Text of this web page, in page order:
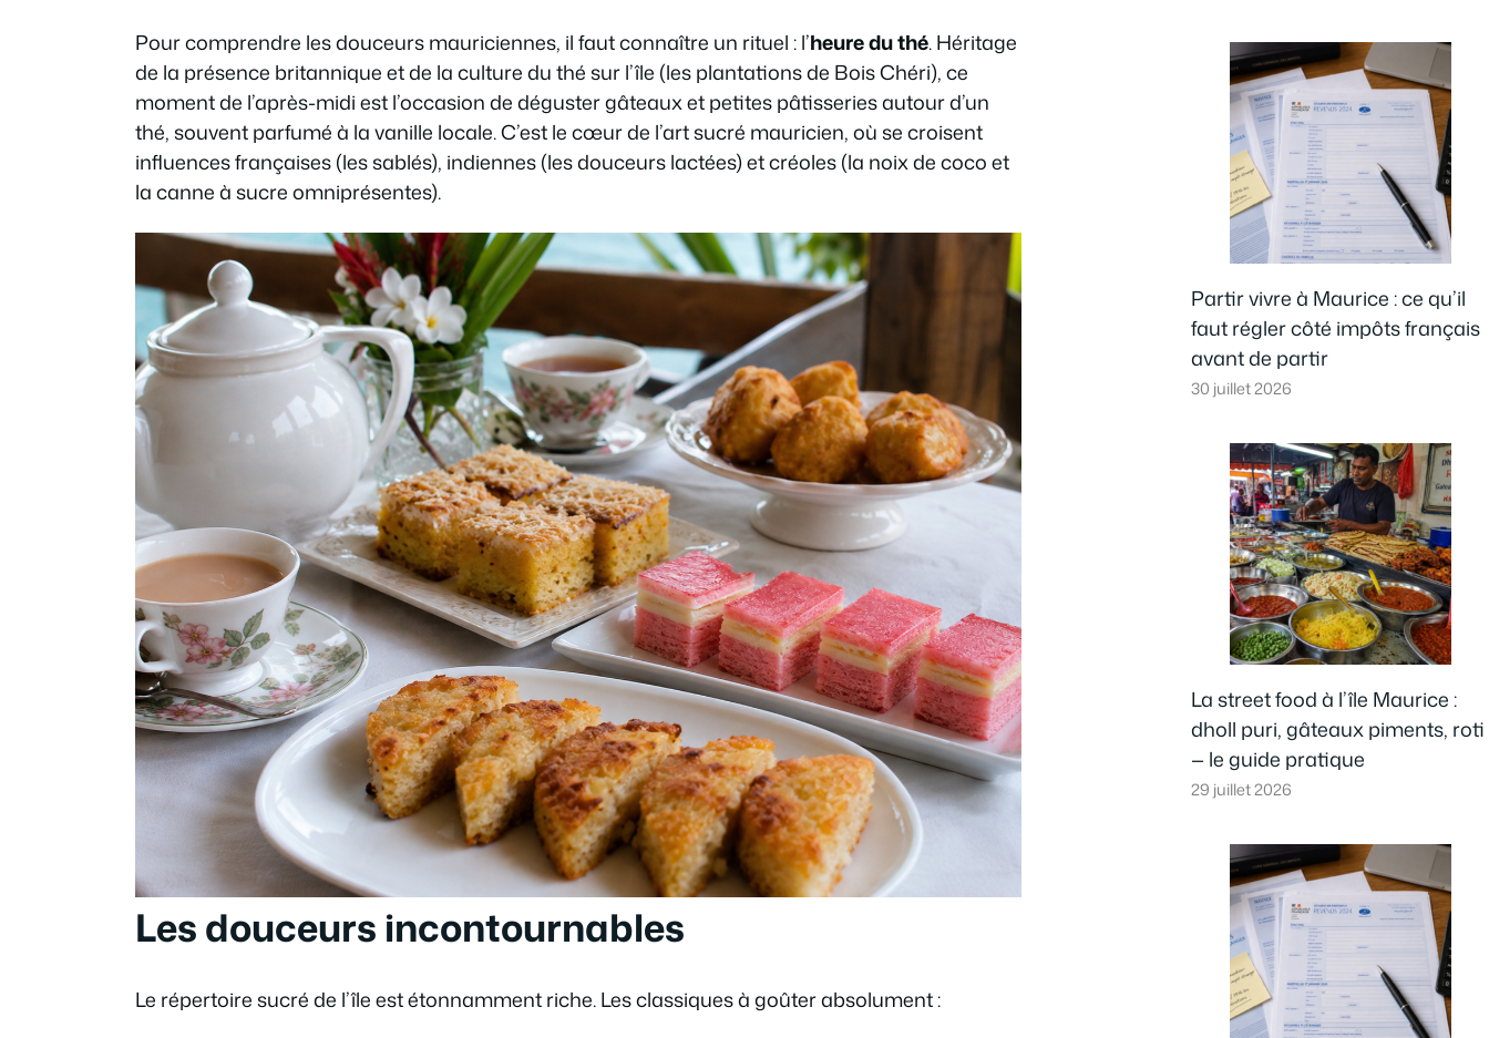
Pour comprendre les douceurs mauriciennes, il faut connaître un rituel : l’heure du thé. Héritage
de la présence britannique et de la culture du thé sur l’île (les plantations de Bois Chéri), ce
moment de l’après-midi est l’occasion de déguster gâteaux et petites pâtisseries autour d’un
thé, souvent parfumé à la vanille locale. C’est le cœur de l’art sucré mauricien, où se croisent
influences françaises (les sablés), indiennes (les douceurs lactées) et créoles (la noix de coco et
la canne à sucre omniprésentes).
Les douceurs incontournables
Le répertoire sucré de l’île est étonnamment riche. Les classiques à goûter absolument :
Partir vivre à Maurice : ce qu’il
faut régler côté impôts français
avant de partir
30 juillet 2026
La street food à l’île Maurice :
dholl puri, gâteaux piments, roti
— le guide pratique
29 juillet 2026